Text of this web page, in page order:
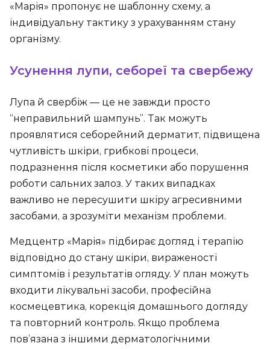
«Марія» пропонує не шаблонну схему, а
індивідуальну тактику з урахуванням стану
організму.
Усунення лупи, себореї та свербежу
Лупа й свербіж — це не завжди просто
“неправильний шампунь”. Так можуть
проявлятися себорейний дерматит, підвищена
чутливість шкіри, грибкові процеси,
подразнення після косметики або порушення
роботи сальних залоз. У таких випадках
важливо не пересушити шкіру агресивними
засобами, а зрозуміти механізм проблеми.
Медцентр «Марія» підбирає догляд і терапію
відповідно до стану шкіри, вираженості
симптомів і результатів огляду. У план можуть
входити лікувальні засоби, професійна
космецевтика, корекція домашнього догляду
та повторний контроль. Якщо проблема
пов’язана з іншими дерматологічними